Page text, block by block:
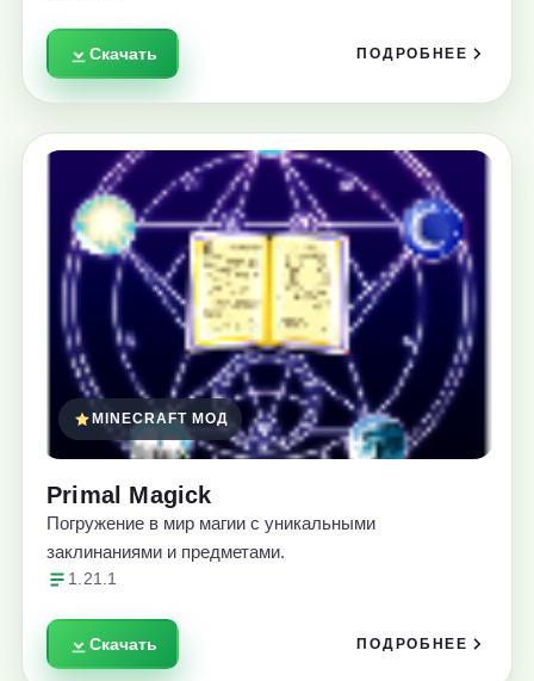
Скачать ПОДРОБНЕЕ
MINECRAFT МОД
Primal Magick
Погружение в мир магии с уникальными
заклинаниями и предметами.
1.21.1
Скачать ПОДРОБНЕЕ